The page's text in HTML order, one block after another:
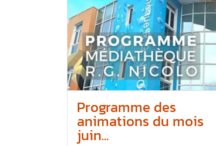
Programme des
animations du mois
juin...